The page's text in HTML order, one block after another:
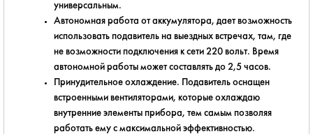
универсальным.
Автономная работа от аккумулятора, дает возможность
использовать подавитель на выездных встречах, там, где
не возможности подключения к сети 220 вольт. Время
автономной работы может составлять до 2,5 часов.
Принудительное охлаждение. Подавитель оснащен
встроенными вентиляторами, которые охлаждаю
внутренние элементы прибора, тем самым позволяя
работать ему с максимальной эффективностью.